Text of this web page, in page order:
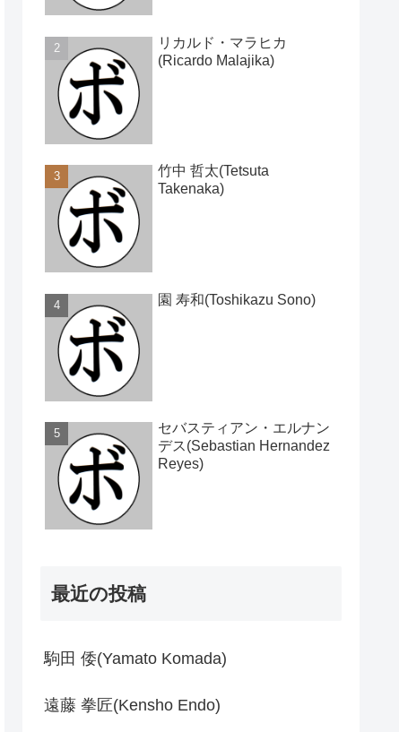
リカルド・マラヒカ
(Ricardo Malajika)
竹中 哲太(Tetsuta
Takenaka)
園 寿和(Toshikazu Sono)
セバスティアン・エルナン
デス(Sebastian Hernandez
Reyes)
最近の投稿
駒田 倭(Yamato Komada)
遠藤 拳匠(Kensho Endo)